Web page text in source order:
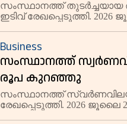
സംസ്ഥാനത്ത് തുടർച്ചയായ
ഇടിവ് രേഖപ്പെടുത്തി.
Business
സംസ്ഥാനത്ത്
രൂപ കുറഞ്ഞു
സംസ്ഥാനത്ത്
രേഖപ്പെടുത്തി. 2026 ജൂലൈ